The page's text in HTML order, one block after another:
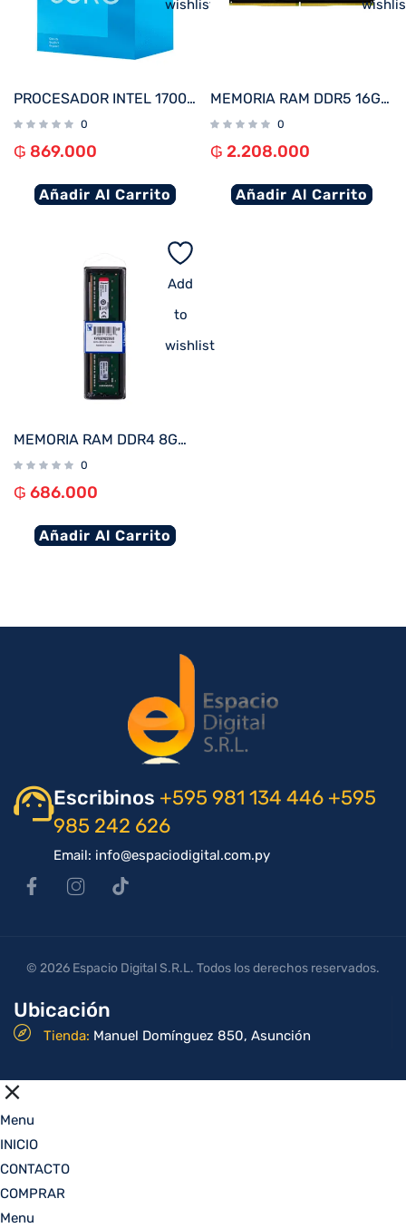
wishlist
PROCESADOR INTEL 1700 CORE I3-12100F 3.3GHZ/12MB C/COOL BX8071512100F
0
₲ 869.000
Añadir Al Carrito
MEMORIA RAM DDR5 16GB 5600 KINGSTON FURY BEAST BK KF556C40BB-16
0
₲ 2.208.000
Añadir Al Carrito
Add
to
wishlist
MEMORIA RAM DDR4 8GB 3200 KINGSTON KVR32N22S6/8
0
₲ 686.000
Añadir Al Carrito
Escribinos +595 981 134 446 +595
985 242 626
Email: info@espaciodigital.com.py
Ubicación
Tienda: Manuel Domínguez 850, Asunción
© 2026 Espacio Digital S.R.L. Todos los derechos reservados.
Menu
INICIO
CONTACTO
COMPRAR
Menu